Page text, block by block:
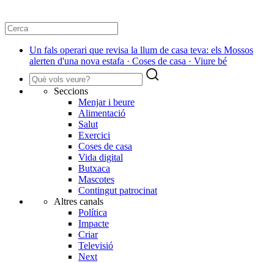
Un fals operari que revisa la llum de casa teva: els Mossos
alerten d'una nova estafa · Coses de casa · Viure bé
Seccions
Menjar i beure
Alimentació
Salut
Exercici
Coses de casa
Vida digital
Butxaca
Mascotes
Contingut patrocinat
Altres canals
Política
Impacte
Criar
Televisió
Next